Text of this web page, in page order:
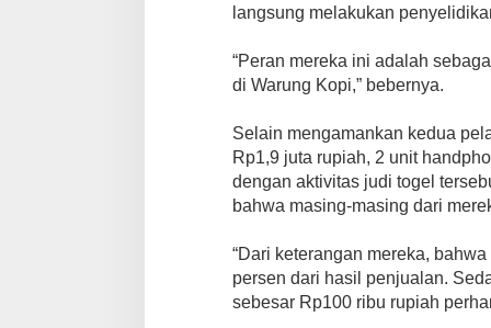
langsung melakukan
“Peran mereka ini adalah
di Warung Kopi,” bebernya.
Selain mengamankan kedua
Rp1,9 juta rupiah, 2 unit
dengan aktivitas judi togel
bahwa masing-masing dari
“Dari keterangan mereka,
persen dari hasil penjualan.
sebesar Rp100 ribu rupiah